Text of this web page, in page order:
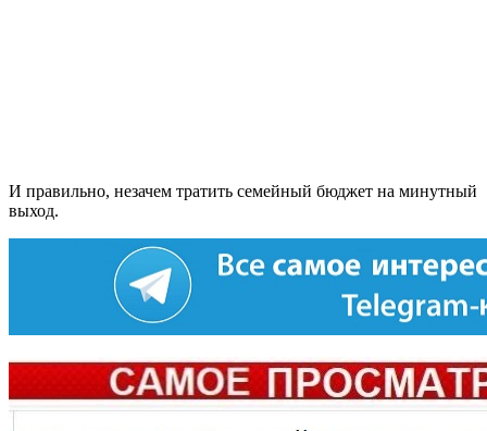
И правильно, незачем тратить семейный бюджет на минутный
выход.